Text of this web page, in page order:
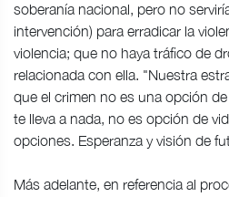
soberanía nacional, pero no
intervención) para erradicar la
violencia; que no haya tráfico de
relacionada con ella. "Nuestra
que el crimen no es una opción
te lleva a nada, no es opción de
opciones. Esperanza y visión de
Más adelante, en referencia al